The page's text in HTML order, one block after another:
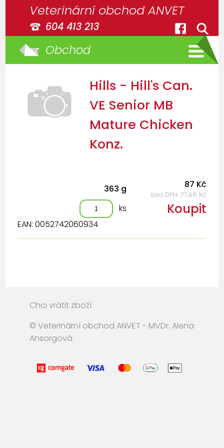
Veterinární obchod ANVET
604 413 213
Obchod
Hills - Hill's Can.
VE Senior MB
Mature Chicken
Konz.
EAN: 0052742060934
363 g 87 Kč
bez DPH: 77,68 Kč
ks Koupit
Chci vrátit zboží
© Veterinární obchod ANVET - MVDr. Alena
Ansorgová